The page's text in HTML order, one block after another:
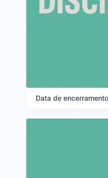
Data de